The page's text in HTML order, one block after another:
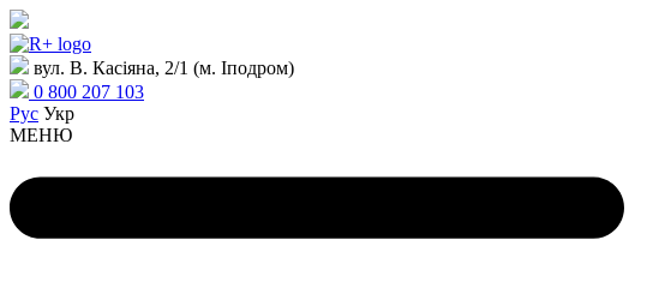
вул. В. Касіяна, 2/1 (м. Іподром)
0 800 207 103
Рус Укр
МЕНЮ